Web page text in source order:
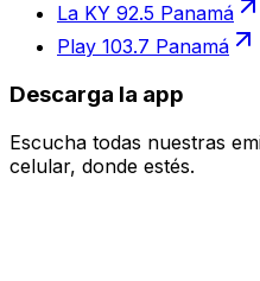
La KY 92.5 Panamá
Play 103.7 Panamá
Descarga la app
Escucha todas nuestras
celular, donde estés.